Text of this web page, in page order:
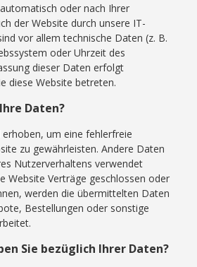
oder nach Ihrer
der Website durch unsere IT-
vor allem technische Daten (z. B.
oder Uhrzeit des
dieser Daten erfolgt
diese Website betreten.
Daten?
um eine fehlerfreie
zu gewährleisten. Andere Daten
Nutzerverhaltens verwendet
Website Verträge geschlossen oder
werden die übermittelten Daten
Bestellungen oder sonstige
Sie bezüglich Ihrer Daten?